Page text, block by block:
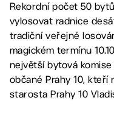
Rekordní počet 50
vylosovat radnice
tradiční veřejné
magickém termínu
největší bytová
občané Prahy 10, kteří
starosta Prahy 10